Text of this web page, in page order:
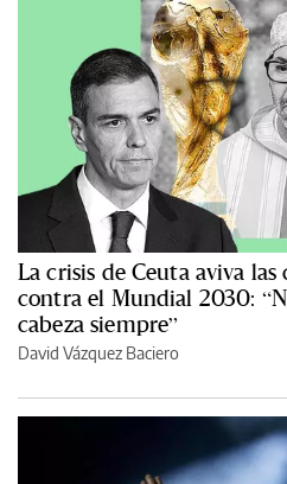
La crisis de Ceuta aviva las
contra el Mundial 2030:
cabeza siempre”
David Vázquez Baciero